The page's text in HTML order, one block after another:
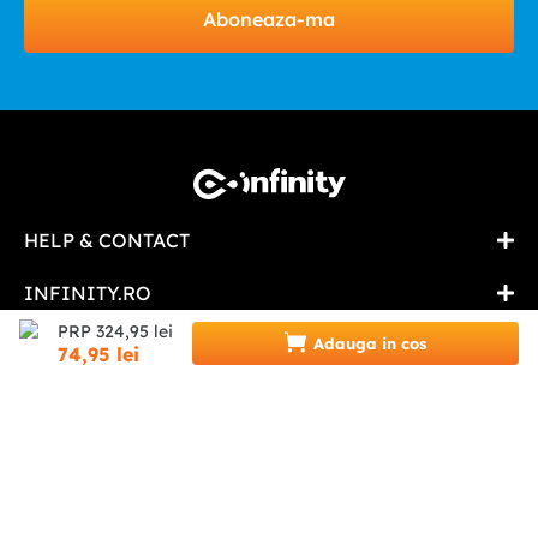
PRP 324,95 lei
74,95 lei Adauga in cos
Aboneaza-ma
HELP & CONTACT
INFINITY.RO
CATEGORII